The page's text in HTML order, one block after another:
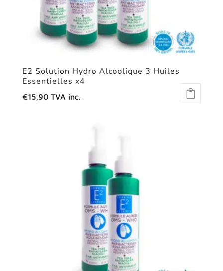
E2 Solution Hydro Alcoolique 3 Huiles
Essentielles x4
€15,90 TVA inc.